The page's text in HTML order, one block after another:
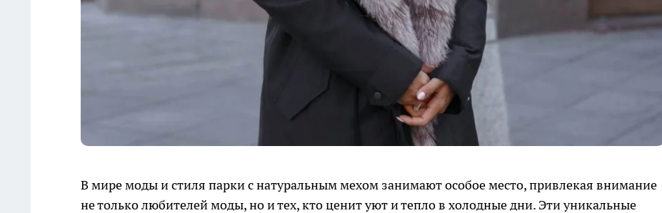
В мире моды и стиля парки с натуральным мехом занимают особое место, привлекая внимание
не только любителей моды, но и тех, кто ценит уют и тепло в холодные дни. Эти уникальные